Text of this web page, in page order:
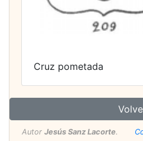
Cruz pometada
Autor Jesús Sanz Lacorte.